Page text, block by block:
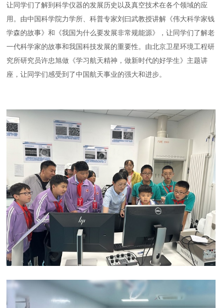
让同学们了解到科学仪器的发展历史以及真空技术在各个领域的应
用。由中国科学院力学所、科普专家刘曰武教授讲解《伟大科学家钱
学森的故事》和《我国为什么要发展非常规能源》，让同学们了解老
一代科学家的故事和我国科技发展的重要性。由北京卫星环境工程研
究所研究员许忠旭做《学习航天精神，做新时代的好学生》主题讲
座，让同学们感受到了中国航天事业的强大和进步。